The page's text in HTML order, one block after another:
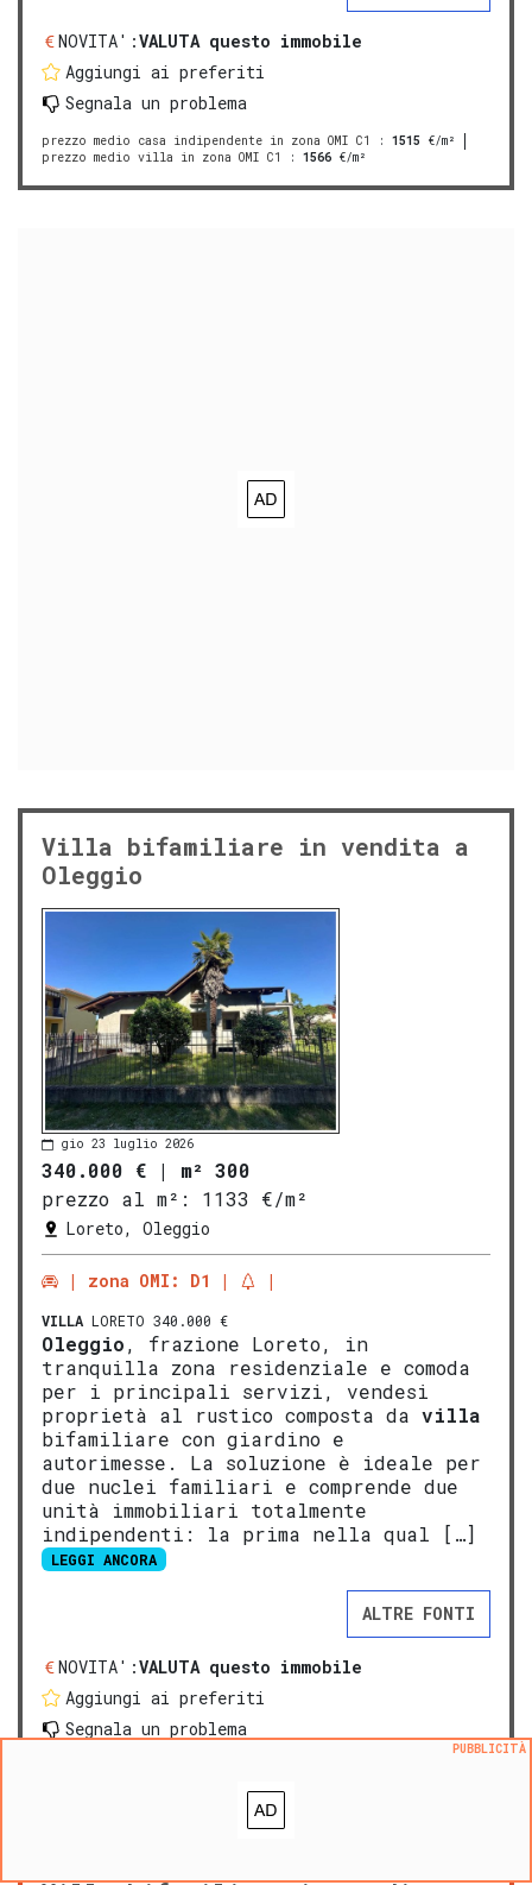
NOVITA':VALUTA questo immobile
Aggiungi ai preferiti
Segnala un problema
prezzo medio casa indipendente in zona OMI C1 : 1515 €/m²
prezzo medio villa in zona OMI C1
: 1566 €/m²
Villa bifamiliare in vendita a
Oleggio
gio 23 luglio 2026
340.000 € | m² 300
prezzo al m²:
1133 €/m²
Loreto, Oleggio
zona OMI: D1
VILLA LORETO 340.000 €
Oleggio, frazione Loreto, in
tranquilla zona residenziale e comoda
per i principali servizi, vendesi
proprietà al rustico composta da villa
bifamiliare con giardino e
autorimesse. La soluzione è ideale per
due nuclei familiari e comprende due
unità immobiliari totalmente
indipendenti: la prima nella qual […]
LEGGI ANCORA
ALTRE FONTI
NOVITA':VALUTA questo immobile
Aggiungi ai preferiti
Segnala un problema
PUBBLICITÀ